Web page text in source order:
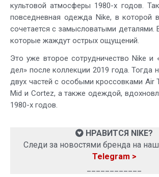
культовой атмосферы 1980-х годов.
повседневная одежда Nike, в которой
сочетается с замысловатыми деталями.
которые жаждут острых ощущений.
Это уже второе сотрудничество Nike и
дел» после коллекции 2019 года. Тогда
двух частей с особыми кроссовками Air
Mid и Cortez, а также одеждой,
1980-х годов.
НРАВИТСЯ NIKE?
Следи за новостями бренда на
Telegram >